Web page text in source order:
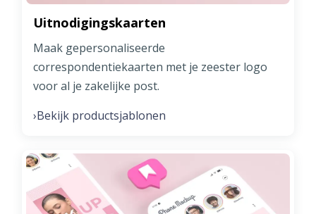
Uitnodigingskaarten
Maak gepersonaliseerde
correspondentiekaarten met je zeester logo
voor al je zakelijke post.
›Bekijk productsjablonen